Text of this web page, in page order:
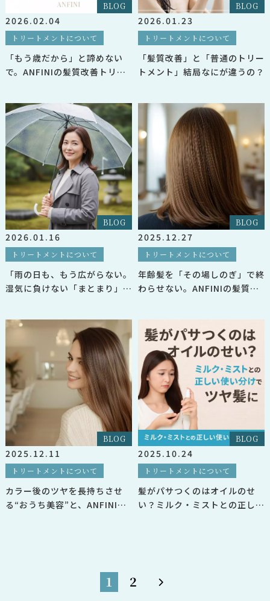
BLOG
2026.02.04
トリートメントについて
「もう歳だから」と諦めない
で。ANFINIの髪質改善トリー
BLOG
2026.01.23
トリートメントについて
「髪質改善」と「普通のトリー
トメント」結局なにが違うの？
BLOG
2026.01.16
トリートメントについて
「雨の日も、もう広がらない。
湿気に負けない「まとまり」を
BLOG
2025.12.27
トリートメントについて
年齢髪を「その場しのぎ」で終
わらせない。ANFINIの髪質改
BLOG
2025.12.11
トリートメントについて
カラー後のツヤを長持ちさせ
る“おうち美容”と、ANFINIが
BLOG
2025.10.24
トリートメントについて
髪がパサつくのはオイルのせ
い？ミルク・ミストとの正しい
1 2